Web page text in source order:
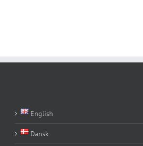
English
Dansk